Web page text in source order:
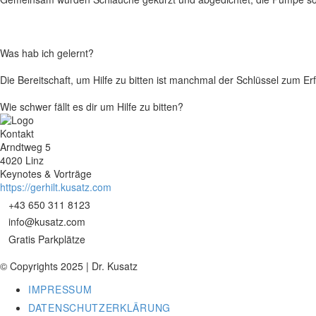
Was hab ich gelernt?
Die Bereitschaft, um Hilfe zu bitten ist manchmal der Schlüssel zum
Wie schwer fällt es dir um Hilfe zu bitten?
Kontakt
Arndtweg 5
4020 Linz
Keynotes & Vorträge
https://gerhilt.kusatz.com
+43 650 311 8123
info@kusatz.com
Gratis Parkplätze
© Copyrights 2025 | Dr. Kusatz
IMPRESSUM
DATENSCHUTZERKLÄRUNG